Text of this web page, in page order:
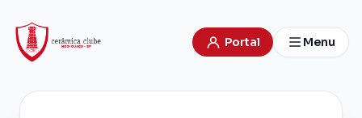
Portal Menu